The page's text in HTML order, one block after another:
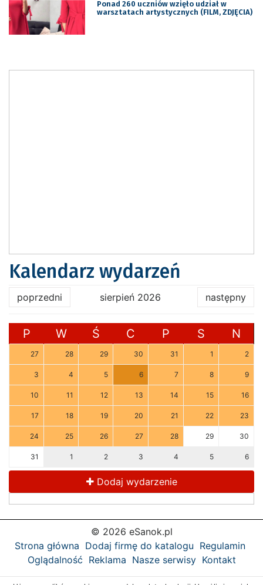
Ponad 260 uczniów wzięło udział w
warsztatach artystycznych (FILM, ZDJĘCIA)
Kalendarz wydarzeń
poprzedni sierpień 2026 następny
P W Ś C P S N
27 28 29 30 31 1 2
3 4 5 6 7 8 9
10 11 12 13 14 15 16
17 18 19 20 21 22 23
24 25 26 27 28 29 30
31 1 2 3 4 5 6
Dodaj wydarzenie
© 2026 eSanok.pl
Strona główna Dodaj firmę do katalogu Regulamin
Oglądalność Reklama Nasze serwisy Kontakt